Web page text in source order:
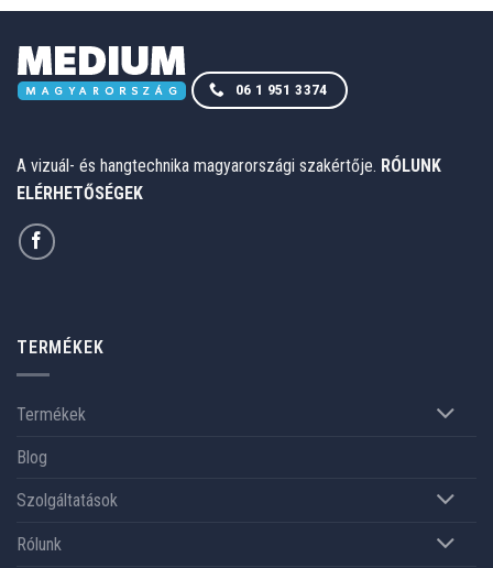
06 1 951 3374
A vizuál- és hangtechnika magyarországi szakértője. RÓLUNK
ELÉRHETŐSÉGEK
TERMÉKEK
Termékek
Blog
Szolgáltatások
Rólunk